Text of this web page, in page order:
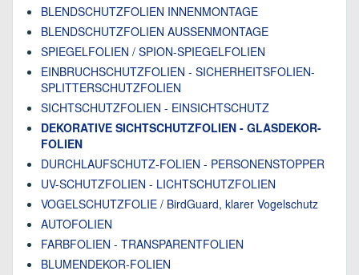
BLENDSCHUTZFOLIEN INNENMONTAGE
BLENDSCHUTZFOLIEN AUSSENMONTAGE
SPIEGELFOLIEN / SPION-SPIEGELFOLIEN
EINBRUCHSCHUTZFOLIEN - SICHERHEITSFOLIEN-
SPLITTERSCHUTZFOLIEN
SICHTSCHUTZFOLIEN - EINSICHTSCHUTZ
DEKORATIVE SICHTSCHUTZFOLIEN - GLASDEKOR-
FOLIEN
DURCHLAUFSCHUTZ-FOLIEN - PERSONENSTOPPER
UV-SCHUTZFOLIEN - LICHTSCHUTZFOLIEN
VOGELSCHUTZFOLIE / BirdGuard, klarer Vogelschutz
AUTOFOLIEN
FARBFOLIEN - TRANSPARENTFOLIEN
BLUMENDEKOR-FOLIEN